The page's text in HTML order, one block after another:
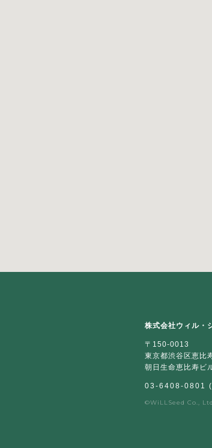
株式会社ウィル・
〒150-0013
東京都渋谷区恵比
朝日生命恵比寿ビ
03-6408-0801 (
©WiLLSeed Co., Ltd.